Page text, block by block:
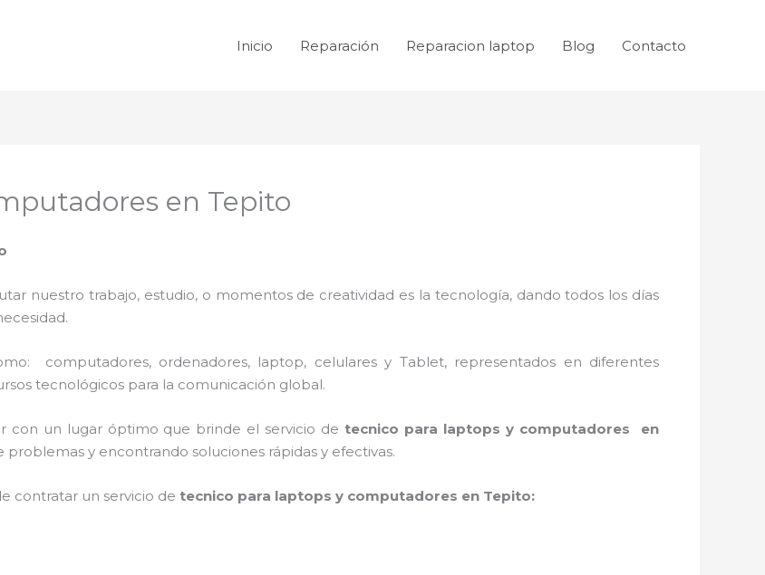
Inicio Reparación Reparacion laptop Blog Contacto
en Tepito
nuestro trabajo, estudio, o momentos de creatividad es la tecnología, dando todos los días
computadores, ordenadores, laptop, celulares y Tablet, representados en diferentes
tecnológicos para la comunicación global.
con un lugar óptimo que brinde el servicio detecnico para laptops y computadores en
y encontrando soluciones rápidas y efectivas.
contratar un servicio de tecnico para laptops y computadores en Tepito: